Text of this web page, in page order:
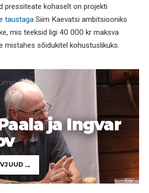
pressiteate kohaselt on projekti
taustaga Siim Kaevatsi ambitsiooniks
mis teeksid ligi 40 000 kr maksva
mistahes sõidukitel kohustuslikuks.
ja Ingvar